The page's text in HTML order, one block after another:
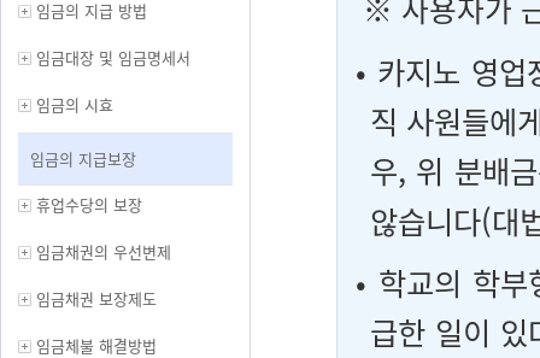
임금의 지급 방법
임금대장 및 임금명세서
임금의 시효
임금의 지급보장
휴업수당의 보장
임금채권의 우선변제
임금채권 보장제도
임금체불 해결방법
※ 사용자가
• 카지노 영
직 사원들에
우, 위 분배
않습니다(대
• 학교의 학
급한 일이